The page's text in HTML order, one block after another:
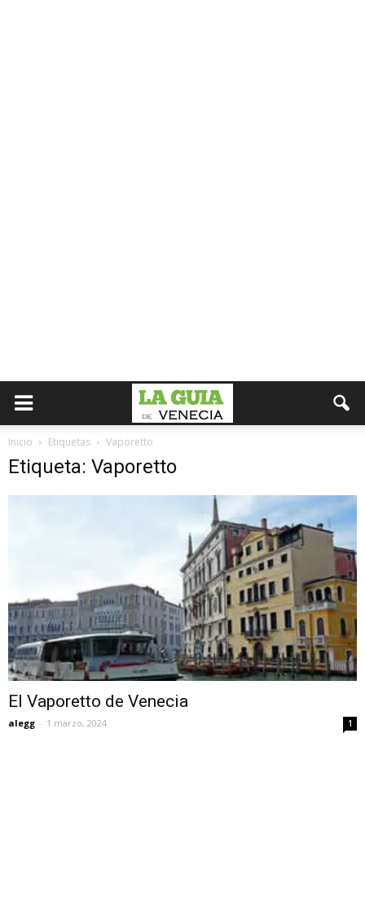
Inicio Etiquetas Vaporetto
Etiqueta: Vaporetto
El Vaporetto de Venecia
alegg - 1 marzo, 2024 1